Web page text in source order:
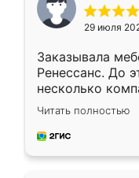
29 июля
Заказывала
Ренессанс. До
несколько
эту. Сначала
приехал
и снял размеры.
Читать полностью